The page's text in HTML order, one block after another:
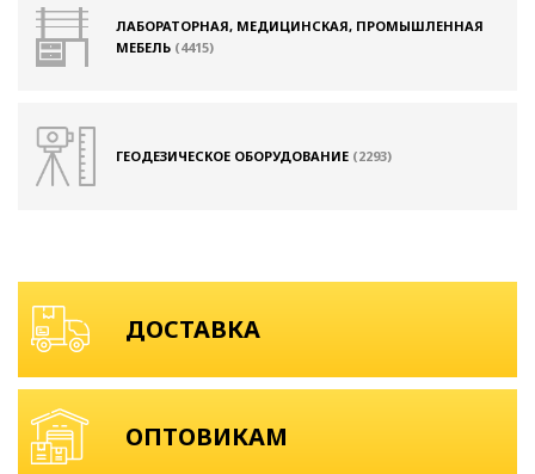
ЛАБОРАТОРНАЯ, МЕДИЦИНСКАЯ, ПРОМЫШЛЕННАЯ
МЕБЕЛЬ (4415)
ГЕОДЕЗИЧЕСКОЕ ОБОРУДОВАНИЕ (2293)
ДОСТАВКА
ОПТОВИКАМ